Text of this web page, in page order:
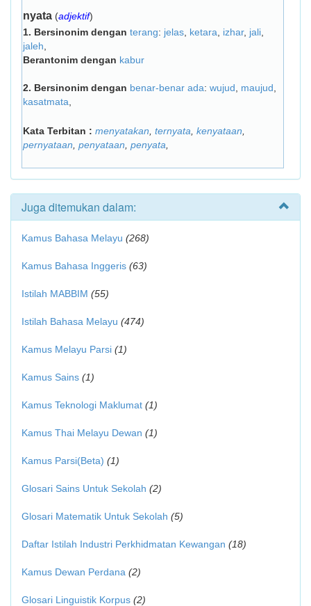
nyata (adjektif)
1. Bersinonim dengan terang: jelas ketara izhar, jali
jaleh
Berantonim dengan kabur
2. Bersinonim dengan benar-benar ada: wujud maujud
kasatmata
Kata Terbitan : menyatakan ternyata kenyataan
pernyataan penyataan penyata
Juga ditemukan dalam:
Kamus Bahasa Melayu (268)
Kamus Bahasa Inggeris (63)
Istilah MABBIM (55)
Istilah Bahasa Melayu (474)
Kamus Melayu Parsi (1)
Kamus Sains (1)
Kamus Teknologi Maklumat (1)
Kamus Thai Melayu Dewan (1)
Kamus Parsi(Beta) (1)
Glosari Sains Untuk Sekolah (2)
Glosari Matematik Untuk Sekolah (5)
Daftar Istilah Industri Perkhidmatan Kewangan (18)
Kamus Dewan Perdana (2)
Glosari Linguistik Korpus (2)